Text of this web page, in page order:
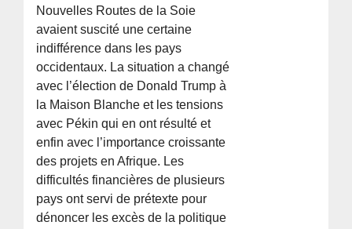
Nouvelles Routes de la Soie
avaient suscité une certaine
indifférence dans les pays
occidentaux. La situation a changé
avec l’élection de Donald Trump à
la Maison Blanche et les tensions
avec Pékin qui en ont résulté et
enfin avec l’importance croissante
des projets en Afrique. Les
difficultés financières de plusieurs
pays ont servi de prétexte pour
dénoncer les excès de la politique